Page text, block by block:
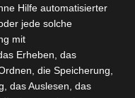
Hilfe automatisierter
jede solche
mit
Erheben, das
die Speicherung,
das Auslesen, das